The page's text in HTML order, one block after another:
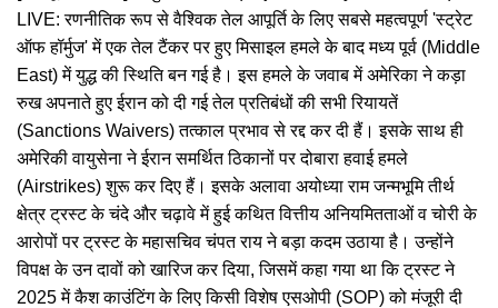
LIVE: रणनीतिक रूप से वैश्विक तेल आपूर्ति के लिए सबसे महत्वपूर्ण 'स्ट्रेट
ऑफ हॉर्मुज' में एक तेल टैंकर पर हुए मिसाइल हमले के बाद मध्य पूर्व (Middle
East) में युद्ध की स्थिति बन गई है। इस हमले के जवाब में अमेरिका ने कड़ा
रुख अपनाते हुए ईरान को दी गई तेल प्रतिबंधों की सभी रियायतें
(Sanctions Waivers) तत्काल प्रभाव से रद्द कर दी हैं। इसके साथ ही
अमेरिकी वायुसेना ने ईरान समर्थित ठिकानों पर दोबारा हवाई हमले
(Airstrikes) शुरू कर दिए हैं। इसके अलावा अयोध्या राम जन्मभूमि तीर्थ
क्षेत्र ट्रस्ट के चंदे और चढ़ावे में हुई कथित वित्तीय अनियमितताओं व चोरी के
आरोपों पर ट्रस्ट के महासचिव चंपत राय ने बड़ा कदम उठाया है। उन्होंने
विपक्ष के उन दावों को खारिज कर दिया, जिसमें कहा गया था कि ट्रस्ट ने
2025 में कैश काउंटिंग के लिए किसी विशेष एसओपी (SOP) को मंजूरी दी